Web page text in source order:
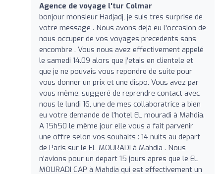
Agence de voyage l'tur Colmar
bonjour monsieur Hadjadj, je suis tres surprise de
votre message . Nous avons dejà eu l'occasion de
nous occuper de vos voyages precedents sans
encombre . Vous nous avez effectivement appelé
le samedi 14.09 alors que j'etais en clientele et
que je ne pouvais vous repondre de suite pour
vous donner un prix et une dispo. Vous avez par
vous même, suggeré de reprendre contact avec
nous le lundi 16, une de mes collaboratrice a bien
eu votre demande de l'hotel EL mouradi à Mahdia.
A 15h50 le même jour elle vous a fait parvenir
une offre selon vos souhaits : 14 nuits au depart
de Paris sur le EL MOURADI à Mahdia . Nous
n'avions pour un depart 15 jours apres que le EL
MOURADI CAP à Mahdia qui est effectivement un